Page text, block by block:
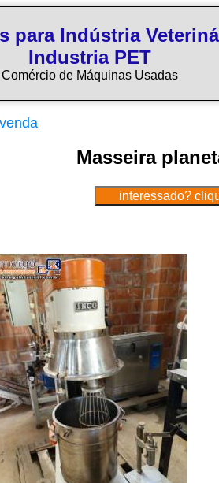
para Indústria
Industria PET
Comércio de Máquinas Usadas
Masseira